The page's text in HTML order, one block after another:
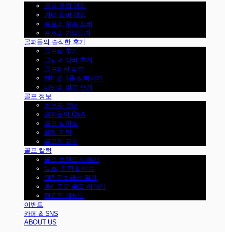
골프 클럽 랭킹
기타 장비 랭킹
프로의 우승 장비
프로의 가방털기
골퍼들의 솔직한 후기
골프장 후기
클럽 & 장비 후기
골프패션 리뷰
핸디캡 1홀 정복하기
나만의 리뷰 쓰기
골프 정보
초보자 코너
골퍼들의 Q&A
골프 실험실
클럽 피팅
골프의 규칙
골프 칼럼
골프 브랜드 이야기
뉴스, 건강 & 이슈
원팀장's 패션 일기
흥미로운 골프 이야기
편집장 에세이
이벤트
카페 & SNS
ABOUT US